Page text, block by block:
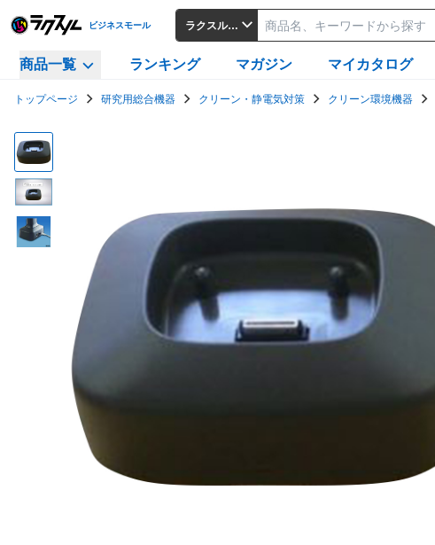
ビジネスモール ラクスルビジネスモール
商品一覧 ランキング マガジン マイカタログ
トップページ 研究用総合機器 クリーン・静電気対策 クリーン環境機器